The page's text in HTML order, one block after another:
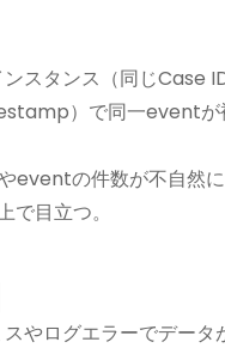
スタンス（同じCase ID
）で同一eventが
eventの件数が不自然に
目立つ。
やログエラーでデータ